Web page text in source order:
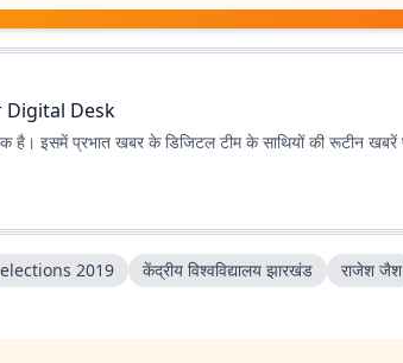
Digital Desk
इसमें प्रभात खबर के डिजिटल टीम के साथियों की रूटीन खबरें
2019 केंद्रीय विश्वविद्यालय झारखंड
राजेश जैश